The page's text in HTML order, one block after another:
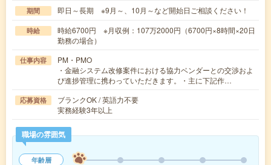
期間 即日～長期 ※9月～、10月～など開始日ご相談ください！
時給
時給6700円 ※月収例：107万2000円（6700円×8時間×20日
勤務の場合）
仕事内容
PM・PMO
・金融システム改修案件における協力ベンダーとの交渉およ
び進捗管理に携わっていただきます。・主に下記作…
応募資格
ブランクOK / 英語力不要
実務経験3年以上
職場の雰囲気
年齢層